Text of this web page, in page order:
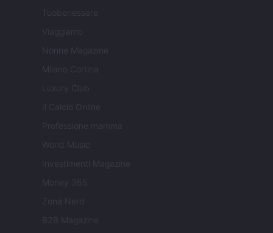
Tuobenessere
Viaggiamo
Nonne Magazine
Milano Cortina
Luxury Club
Il Calcio Online
Professione mamma
World Music
Investimenti Magazine
Money 365
Zona Nerd
B2B Magazine